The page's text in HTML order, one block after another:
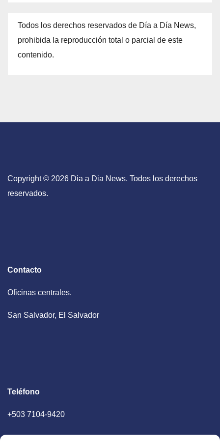
Todos los derechos reservados de Día a Día News,
prohibida la reproducción total o parcial de este
contenido.
Copyright © 2026 Dia a Dia News. Todos los derechos
reservados.
Contacto
Oficinas centrales.
San Salvador, El Salvador
Teléfono
+503 7104-9420